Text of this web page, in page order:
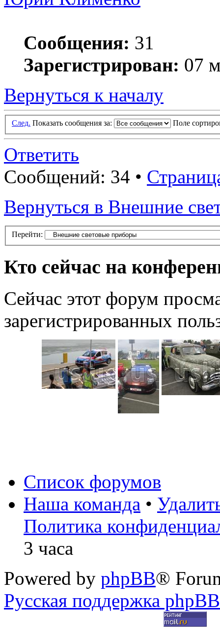
Сообщения: 31
Зарегистрирован: 07
Вернуться к началу
След. Показать сообщения за: Поле
Ответить
Сообщений: 34 •
Вернуться в Внешние
Перейти:
Кто сейчас на
Сейчас этот форум
зарегистрированных
Список форумов
Наша команда •
Политика
3 часа
Powered by phpBB®
Русская поддержка phpBB